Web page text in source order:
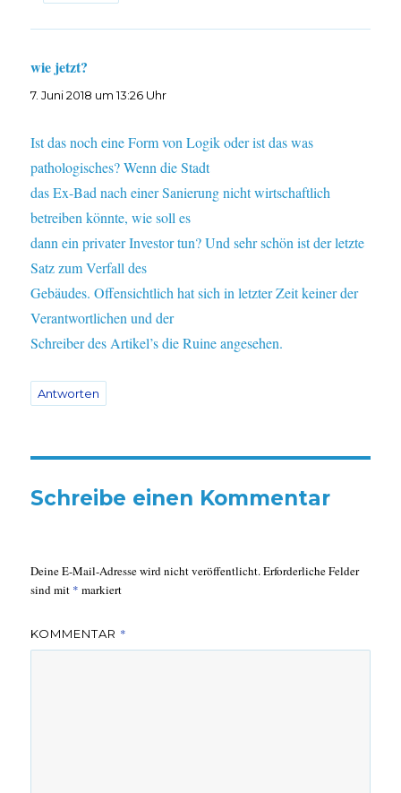
wie jetzt?
7. Juni 2018 um 13:26 Uhr
Ist das noch eine Form von Logik oder ist das was
pathologisches? Wenn die Stadt
das Ex-Bad nach einer Sanierung nicht wirtschaftlich
betreiben könnte, wie soll es
dann ein privater Investor tun? Und sehr schön ist der letzte
Satz zum Verfall des
Gebäudes. Offensichtlich hat sich in letzter Zeit keiner der
Verantwortlichen und der
Schreiber des Artikel’s die Ruine angesehen.
Antworten
Schreibe einen Kommentar
Deine E-Mail-Adresse wird nicht veröffentlicht.Erforderliche Felder
sind mit * markiert
KOMMENTAR *